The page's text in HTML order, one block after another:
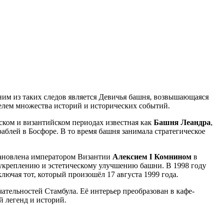
из таких следов является Девичья башня, возвышающаяся
множества историй и исторических событий.
и византийском периодах известная как Башня Леандра,
в Босфоре. В то время башня занимала стратегическое
императором Византии Алексием I Комнином в
и эстетическому улучшению башни. В 1998 году
тот, который произошёл 17 августа 1999 года.
Стамбула. Её интерьер преобразован в кафе-
легенд и историй.